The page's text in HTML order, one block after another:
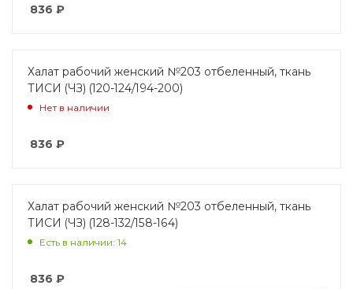
836 ₽
Халат рабочий женский №203 отбеленный, ткань
ТИСИ (ЧЗ) (120-124/194-200)
Нет в наличии
836 ₽
Халат рабочий женский №203 отбеленный, ткань
ТИСИ (ЧЗ) (128-132/158-164)
Есть в наличии: 14
836 ₽